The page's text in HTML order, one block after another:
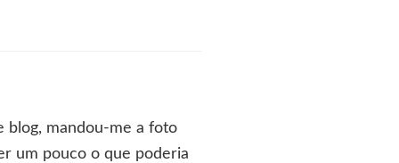
blog, mandou-me a foto
um pouco o que poderia